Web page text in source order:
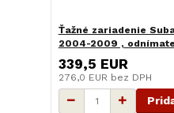
Ťažné zariadenie
2004-2009 ,
339,5 EUR
276,0 EUR bez DPH